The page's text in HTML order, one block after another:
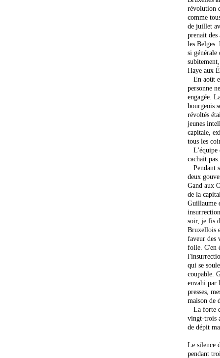
révolution
comme
de juillet
prenait
les Belges.
si générale
Haye aux
En août
personne
engagée.
bourgeois
révoltés
jeunes
capitale,
tous les
L'équipe
cachait pas.
Pendant
deux
Gand aux
de la
Guillaume
soir, je fis
Bruxellois
faveur des
folle. C'en
qui se
coupable.
envahi par
presses,
maison de
La forte
vingt-trois
de dépit
Le silence
pendant